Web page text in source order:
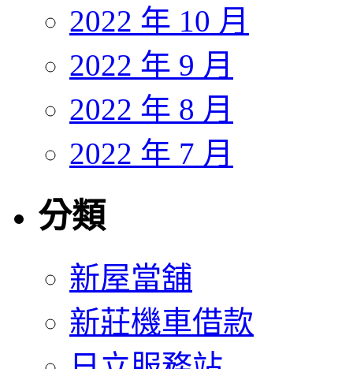
2022 年 10 月
2022 年 9 月
2022 年 8 月
2022 年 7 月
分類
新屋當舖
新莊機車借款